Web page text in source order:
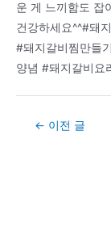
운 게 느끼함도 잡
건강하세요^^#돼
#돼지갈비찜만들
양념 #돼지갈비요
Post← 이전 글